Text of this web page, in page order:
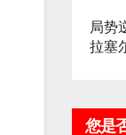
局势
拉塞
您是